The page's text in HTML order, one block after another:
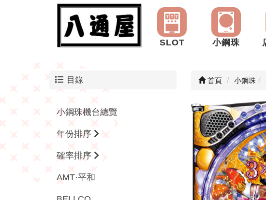
SLOT 小鋼珠
目錄
小鋼珠機台總覽
年份排序
確率排序
AMT·平和
首頁 小鋼珠